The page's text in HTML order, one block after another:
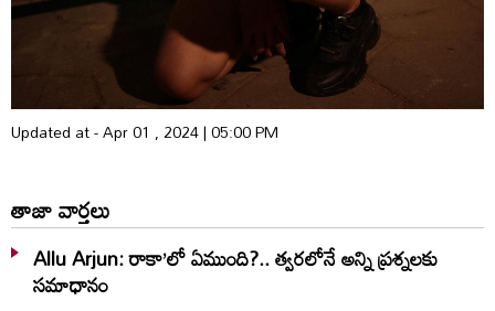
Updated at - Apr 01 , 2024 | 05:00 PM
తాజా వార్తలు
Allu Arjun: రాకా’లో ఏముంది?.. త్వరలోనే అన్ని ప్రశ్నలకు
సమాధానం